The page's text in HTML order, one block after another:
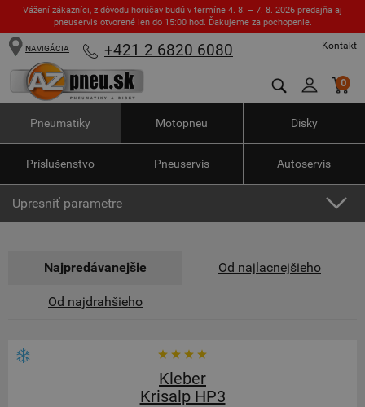
Vážení zákazníci, z dôvodu horúčav budú v termíne 4. 8. – 7. 8. 2026 predajňa aj
pneuservis otvorené len do 15:00 hod. Ďakujeme za pochopenie.
Kontakt
NAVIGÁCIA +421 2 6820 6080
0
Pneumatiky Motopneu Disky
Príslušenstvo Pneuservis Autoservis
Upresniť parametre
Najpredávanejšie Od najlacnejšieho
Od najdrahšieho
Kleber
Krisalp HP3